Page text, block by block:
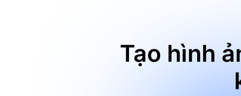
Tạo hình